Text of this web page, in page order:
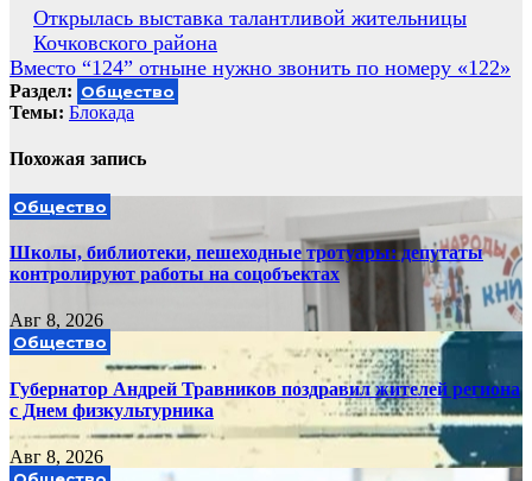
Навигация
по
записям
Открылась выставка талантливой жительницы
Кочковского района
Вместо “124” отныне нужно звонить по номеру «122»
Раздел: Общество
Темы: Блокада
Похожая запись
Общество
Школы, библиотеки, пешеходные тротуары: депутаты
контролируют работы на соцобъектах
Авг 8, 2026
Общество
Губернатор Андрей Травников поздравил жителей региона
с Днем физкультурника
Авг 8, 2026